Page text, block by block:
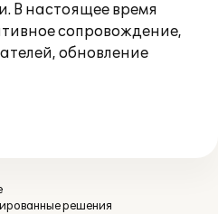
В настоящее время
сопровождение,
обновление
решения